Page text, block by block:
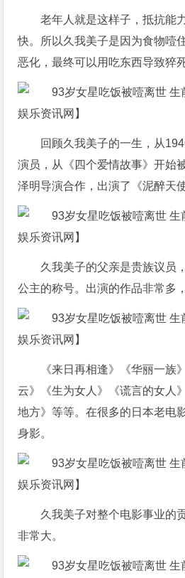
老年人就是这样子，抵抗能
快。所以久我美子是因为食物噎
恶化，最终可以用吃东西导致猝
回顾久我美子的一生，从
演员，从《四个爱情故事》开始
泽明导演合作，出演了《泥醉天
久我美子的父亲是贵族议员
公主的称号。出演的作品非常多
《来日再相逢》《华丽一族
云》《生为女人》《谎言的女人
地方》等等。在很多的日本老电
身影。
久我美子对整个电影事业的
非常大。